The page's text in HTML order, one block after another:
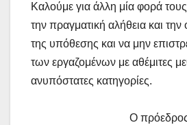
Καλούμε για άλλη μία φορά
την πραγματική αλήθεια και την
της υπόθεσης και να μην
των εργαζομένων με αθέμιτες
ανυπόστατες κατηγορίες.
Ο